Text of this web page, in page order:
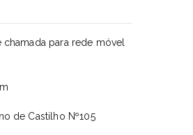
para rede móvel
de Castilho Nº105